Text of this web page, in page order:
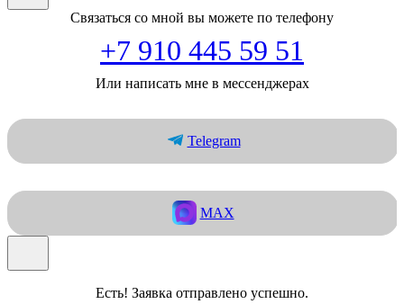
Связаться со мной вы можете по телефону
+7 910 445 59 51
Или написать мне в мессенджерах
Telegram
MAX
Есть! Заявка отправлено успешно.